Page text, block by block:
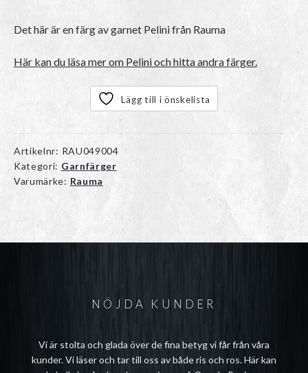
Det här är en färg av garnet Pelinifrån Rauma
Här kan du läsa mer om Pelini och hitta andra färger.
Lägg till i önskelista
Artikelnr: RAU049004
Kategori: Garnfärger
Varumärke: Rauma
NÖJDA KUNDER
Vi är stolta och glada över de fina betyg vi får från våra
kunder. Vi läser och tar till oss av både ris och ros. Här kan